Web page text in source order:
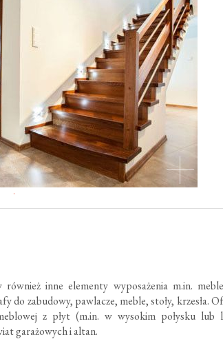
również inne elementy wyposażenia m.in.
do zabudowy, pawlacze, meble, stoły, krzesła.
z płyt (m.in. w wysokim połysku lub
garażowych i altan.
.